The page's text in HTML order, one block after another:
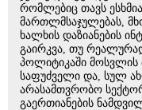
რომლებიც თავს
მართლმსაჯულებას,
ხალხის დაზიანების
გაირკვა, თუ
პოლიტიკაში მოსვლის
საფუძველი და, სულ
არასამთვრობო
გაერთიანების